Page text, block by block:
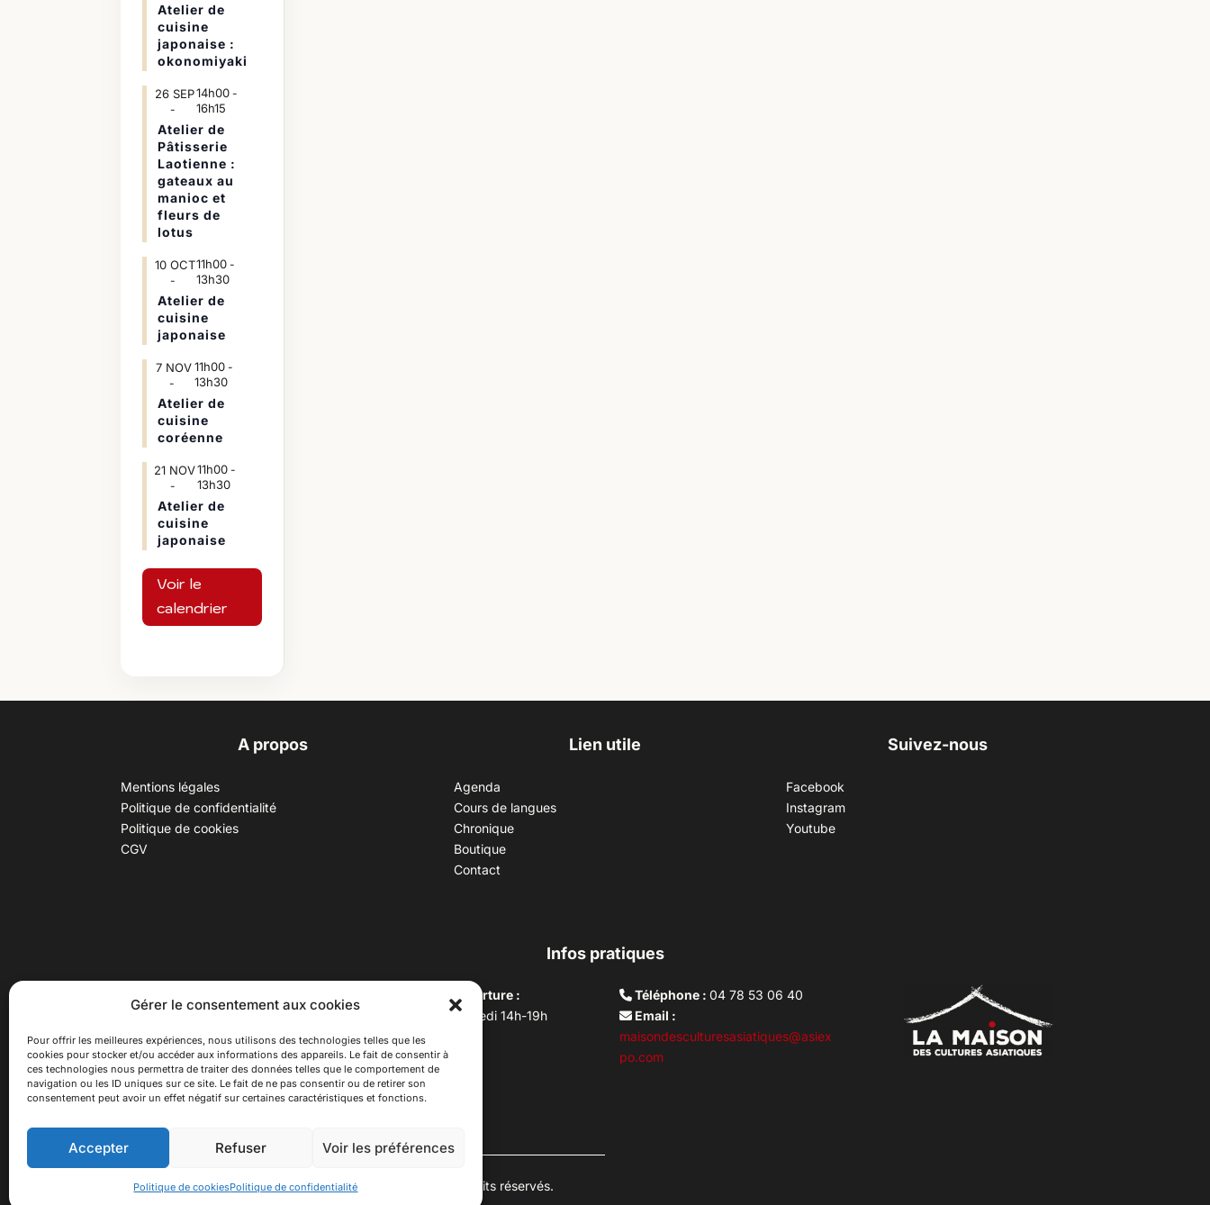
Gérer le consentement aux cookies
Pour offrir les meilleures expériences, nous utilisons des technologies telles que les
cookies pour stocker et/ou accéder aux informations des appareils. Le fait de consentir à
ces technologies nous permettra de traiter des données telles que le comportement de
navigation ou les ID uniques sur ce site. Le fait de ne pas consentir ou de retirer son
consentement peut avoir un effet négatif sur certaines caractéristiques et fonctions.
Accepter Refuser Voir les préférences
Politique de cookiesPolitique de confidentialité
Atelier de
cuisine
japonaise :
okonomiyaki
26 SEP14h00-
16h15
Atelier de
Pâtisserie
Laotienne :
gateaux au
manioc et
fleurs de
lotus
10 OCT11h00 -
13h30
Atelier de
cuisine
japonaise
7 NOV11h00-
13h30
Atelier de
cuisine
coréenne
21 NOV11h00-
13h30
Atelier de
cuisine
japonaise
Voir le
calendrier
A propos
Mentions légales
Politique de confidentialité
Politique de cookies
CGV
Lien utile
Agenda
Cours de langues
Chronique
Boutique
Contact
Suivez-nous
Facebook
Instagram
Youtube
Infos pratiques
(adresse postale : 62 rue St
Maximin, 69003 Lyon)
à 100 mètres du métro D Monplaisir
Lumière, T3 Dauphiné Lacassagne,
bus C16 Dr Rebatel
Horaires d’ouverture :
Du mardi au vendredi 14h-19h
Samedi 10h –17h
Fermeture lundi
Téléphone :04 78 53 06 40
Email :
maisondesculturesasiatiques@asiex
po.com
© 2026 Asiexpo — Maison des Cultures Asiatiques. Tous droits réservés.